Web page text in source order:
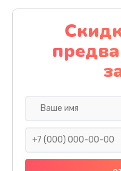
Замена
Ремонт